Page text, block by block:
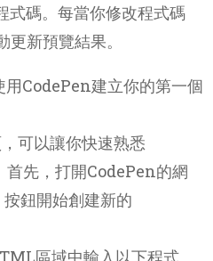
碼。每當你修改程式碼
新預覽結果。
用CodePen建立你的第一個
可以讓你快速熟悉
先，打開CodePen的網
鈕開始創建新的
區域中輸入以下程式